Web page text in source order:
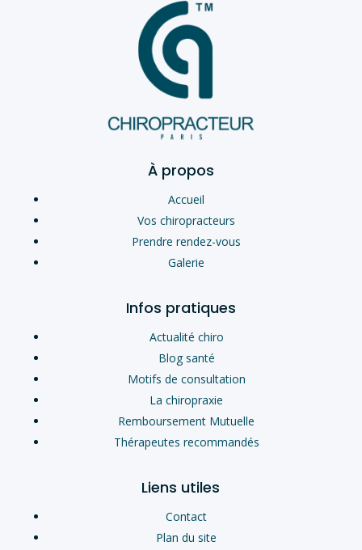
À propos
Accueil
Vos chiropracteurs
Prendre rendez-vous
Galerie
Infos pratiques
Actualité chiro
Blog santé
Motifs de consultation
La chiropraxie
Remboursement Mutuelle
Thérapeutes recommandés
Liens utiles
Contact
Plan du site